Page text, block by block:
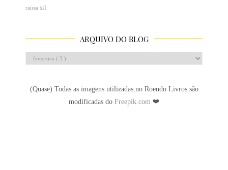
raíssa sil
ARQUIVO DO BLOG
(Quase) Todas as imagens utilizadas no Roendo Livros são
modificadas do Freepik.com ❤